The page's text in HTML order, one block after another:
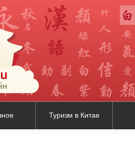
Туризм в Китае